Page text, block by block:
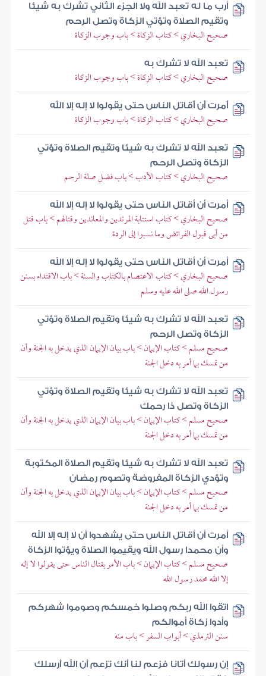
أرب ما له تعبد الله ولا الجزء الثاني تشرك به شيئا
وتقيم الصلاة وتؤتي الزكاة وتصل الرحم
صحيح البخاري > كتاب الزكاة > باب وجوب الزكاة
تعبد الله لا تشرك به
صحيح البخاري > كتاب الزكاة > باب وجوب الزكاة
أمرت أن أقاتل الناس حتى يقولوا لا إله إلا الله
صحيح البخاري > كتاب الزكاة > باب وجوب الزكاة
تعبد الله لا تشرك به شيئا وتقيم الصلاة وتؤتي
الزكاة وتصل الرحم
صحيح البخاري > كتاب الأدب > باب فضل صلة الرحم
أمرت أن أقاتل الناس حتى يقولوا لا إله إلا الله
صحيح البخاري > كتاب استتابة المرتدين والمعاندين وقتالهم > باب قتل
من أبى قبول الفرائض وما نسبوا إلى الردة
أمرت أن أقاتل الناس حتى يقولوا لا إله إلا الله
صحيح البخاري > كتاب الاعتصام بالكتاب والسنة > باب الاقتداء بسنن
رسول الله صلى الله عليه وسلم
تعبد الله لا تشرك به شيئا وتقيم الصلاة وتؤتي
الزكاة وتصل الرحم
صحيح مسلم > كتاب الإيمان > باب بيان الإيمان الذي يدخل به الجنة وأن
من تمسك بما أمر به دخل الجنة
تعبد الله لا تشرك به شيئا وتقيم الصلاة وتؤتي
الزكاة وتصل ذا رحمك
صحيح مسلم > كتاب الإيمان > باب بيان الإيمان الذي يدخل به الجنة وأن
من تمسك بما أمر به دخل الجنة
تعبد الله لا تشرك به شيئا وتقيم الصلاة المكتوبة
وتؤدي الزكاة المفروضة وتصوم رمضان
صحيح مسلم > كتاب الإيمان > باب بيان الإيمان الذي يدخل به الجنة وأن
من تمسك بما أمر به دخل الجنة
أمرت أن أقاتل الناس حتى يشهدوا أن لا إله إلا الله
وأن محمدا رسول الله ويقيموا الصلاة ويؤتوا الزكاة
صحيح مسلم > كتاب الإيمان > باب الأمر بقتال الناس حتى يقولوا لا إله
إلا الله محمد رسول الله
اتقوا الله ربكم وصلوا خمسكم وصوموا شهركم
وأدوا زكاة أموالكم
سنن الترمذي > أبواب السفر > باب منه
إن رسولك أتانا فزعم لنا أنك تزعم أن الله أرسلك